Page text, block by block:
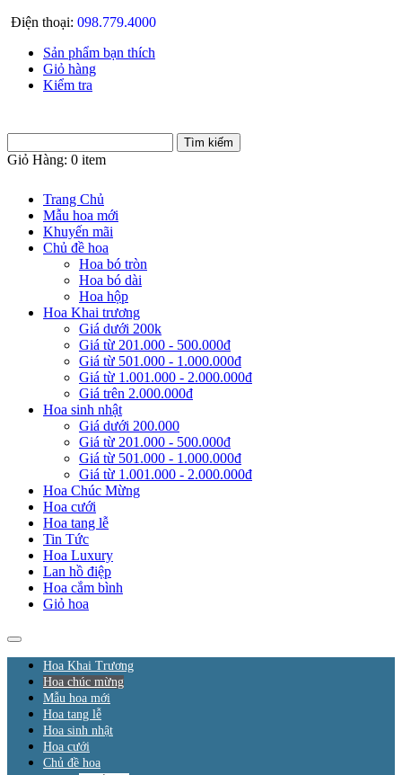
Điện thoại: 098.779.4000
Sản phẩm bạn thích
Giỏ hàng
Kiểm tra
Giỏ Hàng: 0 item
Trang Chủ
Mẫu hoa mới
Khuyến mãi
Chủ đề hoa
Hoa bó tròn
Hoa bó dài
Hoa hộp
Hoa Khai trương
Giá dưới 200k
Giá từ 201.000 - 500.000đ
Giá từ 501.000 - 1.000.000đ
Giá từ 1.001.000 - 2.000.000đ
Giá trên 2.000.000đ
Hoa sinh nhật
Giá dưới 200.000
Giá từ 201.000 - 500.000đ
Giá từ 501.000 - 1.000.000đ
Giá từ 1.001.000 - 2.000.000đ
Hoa Chúc Mừng
Hoa cưới
Hoa tang lễ
Tin Tức
Hoa Luxury
Lan hồ điệp
Hoa cắm bình
Giỏ hoa
Hoa Khai Trương
Hoa chúc mừng
Mẫu hoa mới
Hoa tang lễ
Hoa sinh nhật
Hoa cưới
Chủ đề hoa